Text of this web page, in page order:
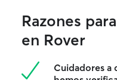
Razones
en Rover
Cuidadores a